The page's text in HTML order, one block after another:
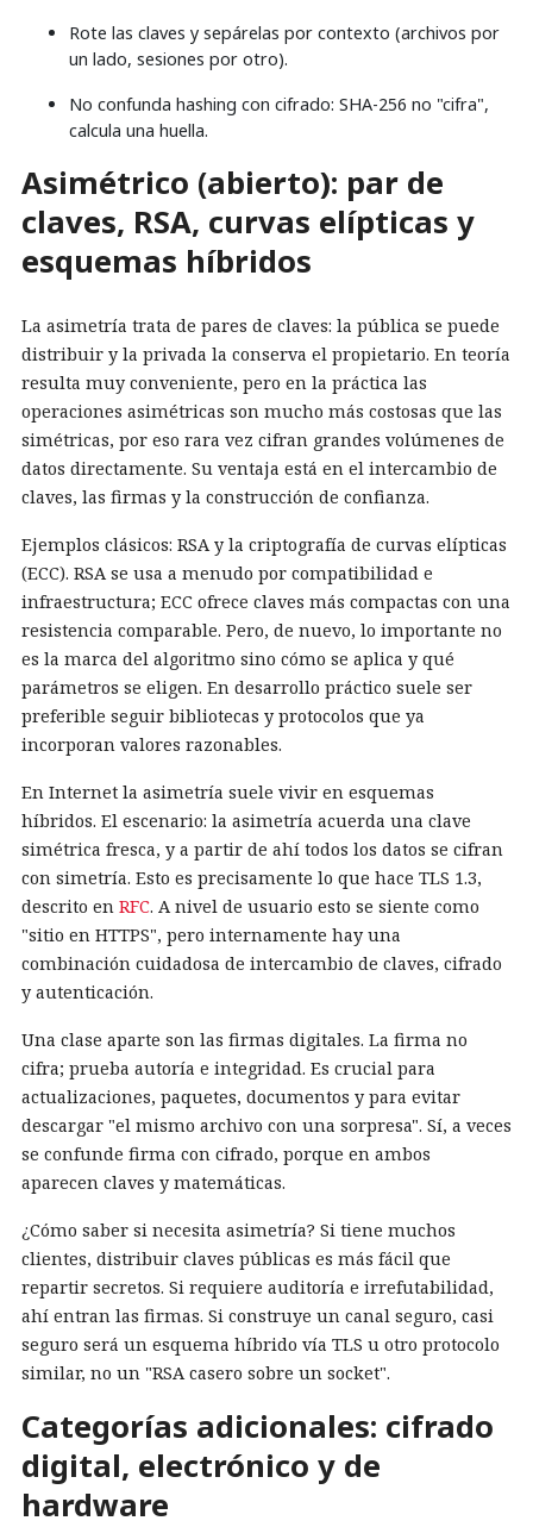
Rote las claves y sepárelas por contexto (archivos por
un lado, sesiones por otro).
No confunda hashing con cifrado: SHA-256 no "cifra",
calcula una huella.
Asimétrico (abierto): par de
claves, RSA, curvas elípticas y
esquemas híbridos
La asimetría trata de pares de claves: la pública se puede
distribuir y la privada la conserva el propietario. En teoría
resulta muy conveniente, pero en la práctica las
operaciones asimétricas son mucho más costosas que las
simétricas, por eso rara vez cifran grandes volúmenes de
datos directamente. Su ventaja está en el intercambio de
claves, las firmas y la construcción de confianza.
Ejemplos clásicos: RSA y la criptografía de curvas elípticas
(ECC). RSA se usa a menudo por compatibilidad e
infraestructura; ECC ofrece claves más compactas con una
resistencia comparable. Pero, de nuevo, lo importante no
es la marca del algoritmo sino cómo se aplica y qué
parámetros se eligen. En desarrollo práctico suele ser
preferible seguir bibliotecas y protocolos que ya
incorporan valores razonables.
En Internet la asimetría suele vivir en esquemas
híbridos. El escenario: la asimetría acuerda una clave
simétrica fresca, y a partir de ahí todos los datos se cifran
con simetría. Esto es precisamente lo que hace TLS 1.3,
descrito en RFC. A nivel de usuario esto se siente como
"sitio en HTTPS", pero internamente hay una
combinación cuidadosa de intercambio de claves, cifrado
y autenticación.
Una clase aparte son las firmas digitales. La firma no
cifra; prueba autoría e integridad. Es crucial para
actualizaciones, paquetes, documentos y para evitar
descargar "el mismo archivo con una sorpresa". Sí, a veces
se confunde firma con cifrado, porque en ambos
aparecen claves y matemáticas.
¿Cómo saber si necesita asimetría? Si tiene muchos
clientes, distribuir claves públicas es más fácil que
repartir secretos. Si requiere auditoría e irrefutabilidad,
ahí entran las firmas. Si construye un canal seguro, casi
seguro será un esquema híbrido vía TLS u otro protocolo
similar, no un "RSA casero sobre un socket".
Categorías adicionales: cifrado
digital, electrónico y de
hardware